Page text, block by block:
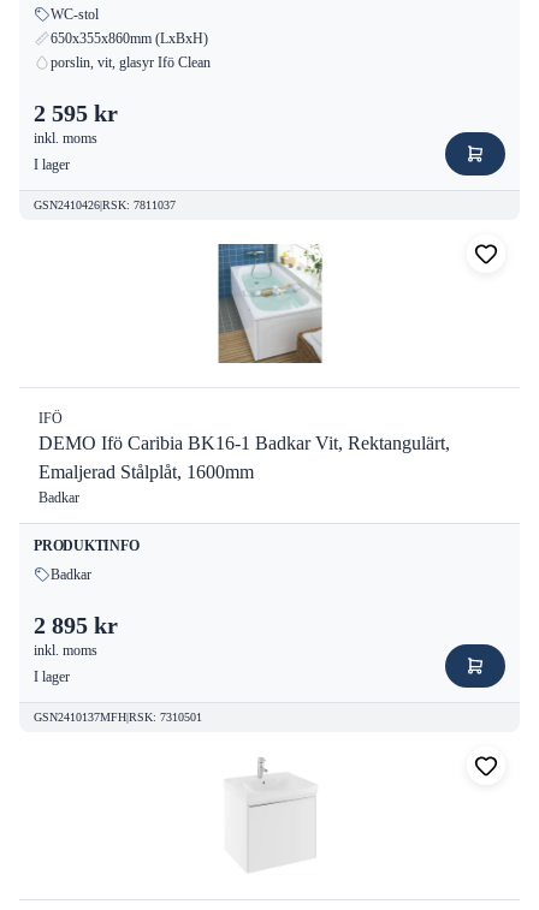
WC-stol
650x355x860mm (LxBxH)
porslin, vit, glasyr Ifö Clean
2 595 kr
inkl. moms
I lager
GSN2410426|RSK: 7811037
IFÖ
DEMO Ifö Caribia BK16-1 Badkar Vit, Rektangulärt,
Emaljerad Stålplåt, 1600mm
Badkar
PRODUKTINFO
Badkar
2 895 kr
inkl. moms
I lager
GSN2410137MFH|RSK: 7310501